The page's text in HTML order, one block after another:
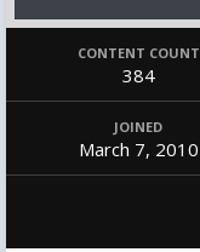
CONTENT COUNT
384
JOINED
March 7, 2010